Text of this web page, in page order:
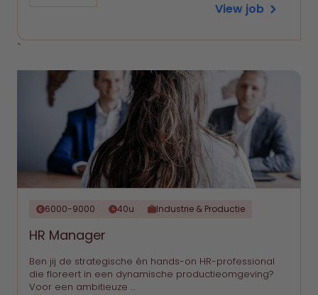
View job
`
6000-9000 40u Industrie & Productie
HR Manager
Ben jij de strategische én hands-on HR-professional
die floreert in een dynamische productieomgeving?
Voor een ambitieuze …